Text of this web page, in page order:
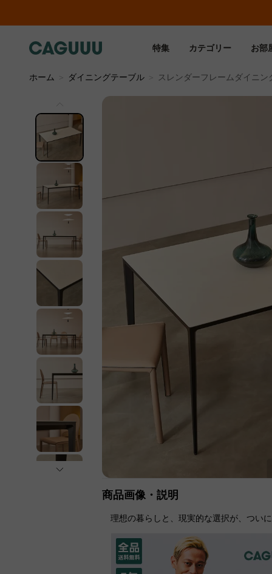
特集 カテゴリー お部
ホーム ダイニングテーブル スレンダーフレームダイニン
商品画像・説明
理想の暮らしと、現実的な選択が、つい